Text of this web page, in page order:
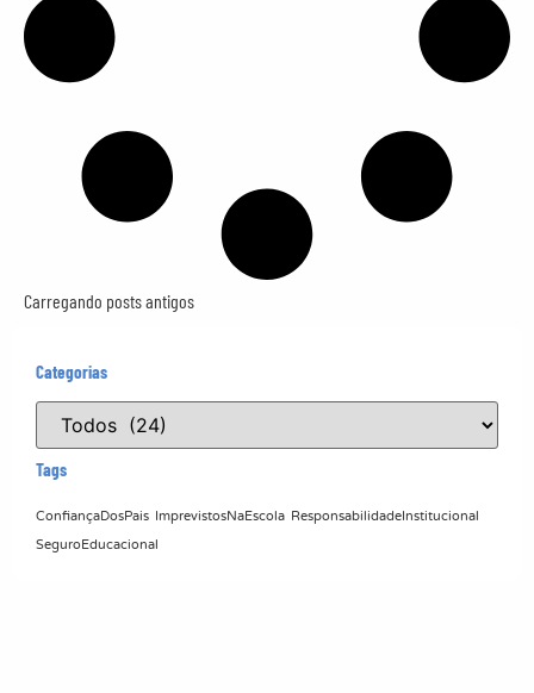
Categorias
Tags
ConfiançaDosPais ImprevistosNaEscola ResponsabilidadeInstitucional
SeguroEducacional
Carregando posts antigos